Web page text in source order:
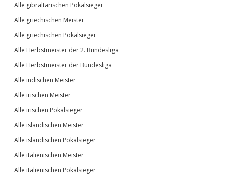
Alle gibraltarischen Pokalsieger
Alle griechischen Meister
Alle griechischen Pokalsieger
Alle Herbstmeister der 2. Bundesliga
Alle Herbstmeister der Bundesliga
Alle indischen Meister
Alle irischen Meister
Alle irischen Pokalsieger
Alle isländischen Meister
Alle isländischen Pokalsieger
Alle italienischen Meister
Alle italienischen Pokalsieger